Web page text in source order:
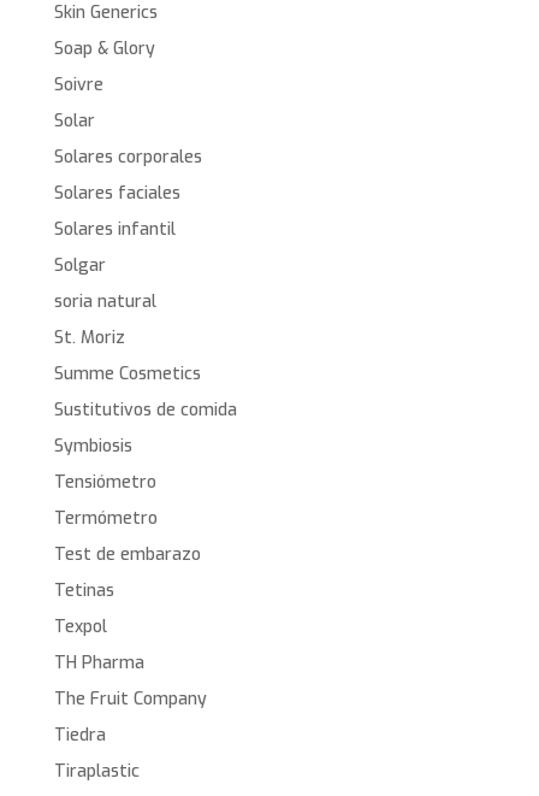
Skin Generics
Soap & Glory
Soivre
Solar
Solares corporales
Solares faciales
Solares infantil
Solgar
soria natural
St. Moriz
Summe Cosmetics
Sustitutivos de comida
Symbiosis
Tensiómetro
Termómetro
Test de embarazo
Tetinas
Texpol
TH Pharma
The Fruit Company
Tiedra
Tiraplastic